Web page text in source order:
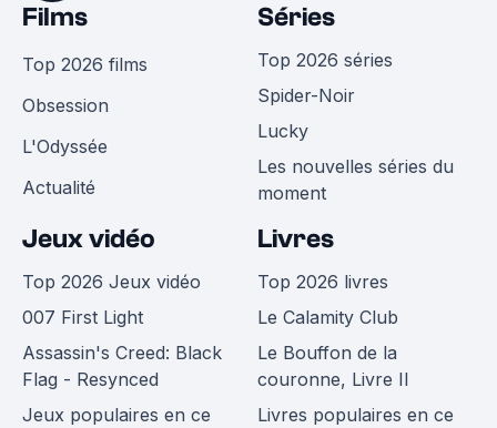
Films
Top 2026 films
Obsession
L'Odyssée
Actualité
Séries
Top 2026 séries
Spider-Noir
Lucky
Les nouvelles séries du
moment
Jeux vidéo
Top 2026 Jeux vidéo
007 First Light
Assassin's Creed: Black
Flag - Resynced
Jeux populaires en ce
Livres
Top 2026 livres
Le Calamity Club
Le Bouffon de la
couronne, Livre II
Livres populaires en ce